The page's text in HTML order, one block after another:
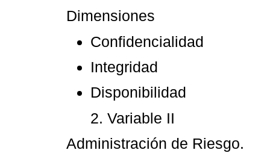
Dimensiones
Confidencialidad
Integridad
Disponibilidad
2. Variable II
Administración de Riesgo.